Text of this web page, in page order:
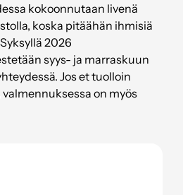
kokoonnutaan livenä
koska pitäähän ihmisiä
2026
syys- ja marraskuun
Jos et tuolloin
on myös